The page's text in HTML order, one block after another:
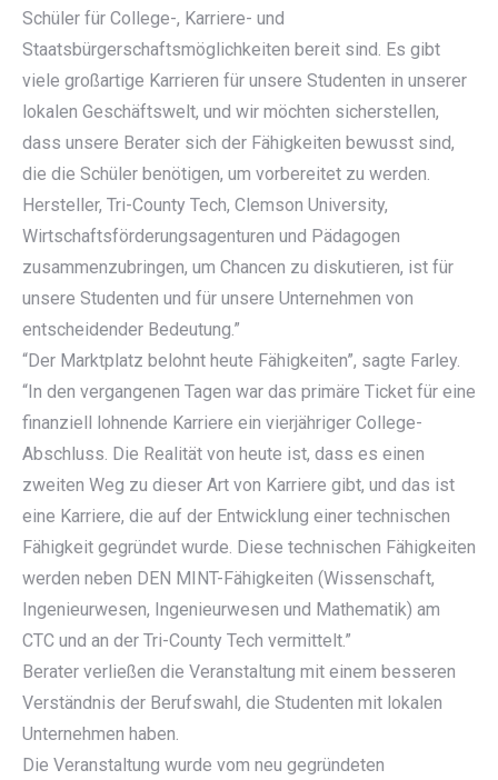
Schüler für College-, Karriere- und
Staatsbürgerschaftsmöglichkeiten bereit sind. Es gibt
viele großartige Karrieren für unsere Studenten in unserer
lokalen Geschäftswelt, und wir möchten sicherstellen,
dass unsere Berater sich der Fähigkeiten bewusst sind,
die die Schüler benötigen, um vorbereitet zu werden.
Hersteller, Tri-County Tech, Clemson University,
Wirtschaftsförderungsagenturen und Pädagogen
zusammenzubringen, um Chancen zu diskutieren, ist für
unsere Studenten und für unsere Unternehmen von
entscheidender Bedeutung.”
“Der Marktplatz belohnt heute Fähigkeiten”, sagte Farley.
“In den vergangenen Tagen war das primäre Ticket für eine
finanziell lohnende Karriere ein vierjähriger College-
Abschluss. Die Realität von heute ist, dass es einen
zweiten Weg zu dieser Art von Karriere gibt, und das ist
eine Karriere, die auf der Entwicklung einer technischen
Fähigkeit gegründet wurde. Diese technischen Fähigkeiten
werden neben DEN MINT-Fähigkeiten (Wissenschaft,
Ingenieurwesen, Ingenieurwesen und Mathematik) am
CTC und an der Tri-County Tech vermittelt.”
Berater verließen die Veranstaltung mit einem besseren
Verständnis der Berufswahl, die Studenten mit lokalen
Unternehmen haben.
Die Veranstaltung wurde vom neu gegründeten